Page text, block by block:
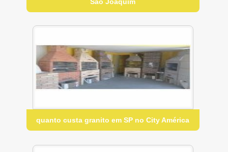
quanto custa granito em SP no City América